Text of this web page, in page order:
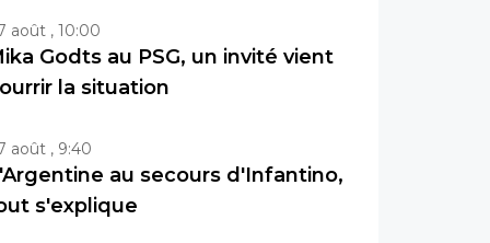
août , 10:00
Godts au PSG, un invité vient
la situation
août , 9:40
au secours d'Infantino,
s'explique